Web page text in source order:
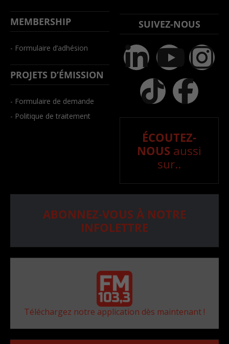
MEMBERSHIP
- Formulaire d’adhésion
PROJETS D’ÉMISSION
- Formulaire de demande
- Politique de traitement
SUIVEZ-NOUS
ÉCOUTEZ-
NOUS aussi
sur..
ABONNEZ-VOUS À NOTRE
INFOLETTRE
Téléchargez notre application dès maintenant !